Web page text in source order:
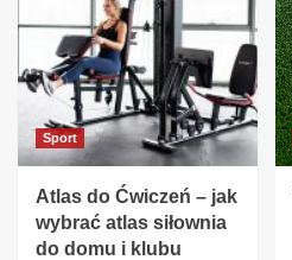
Sport
Atlas do Ćwiczeń – jak
wybrać atlas siłownia
do domu i klubu